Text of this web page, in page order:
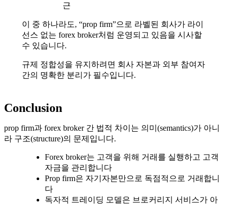
근
이 중 하나라도, “prop firm”으로 라벨된 회사가 라이
선스 없는 forex broker처럼 운영되고 있음을 시사할
수 있습니다.
규제 정합성을 유지하려면 회사 자본과 외부 참여자
간의 명확한 분리가 필수입니다.
Conclusion
prop firm과 forex broker 간 법적 차이는 의미(semantics)가 아니
라 구조(structure)의 문제입니다.
Forex broker는 고객을 위해 거래를 실행하고 고객
자금을 관리합니다
Prop firm은 자기자본만으로 독점적으로 거래합니
다
독자적 트레이딩 모델은 브로커리지 서비스가 아